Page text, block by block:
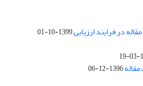
در فرایند ارزیابی1399-10-01
1396-12-06